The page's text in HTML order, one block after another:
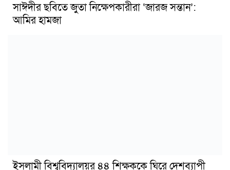
সাঈদীর ছবিতে জুতা নিক্ষেপকারীরা ‘জারজ সন্তান’:
আমির হামজা
ইসলামী বিশ্ববিদ্যালয়র ৪৪ শিক্ষককে ঘিরে দেশব্যাপী